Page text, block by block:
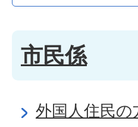
市民係
外国人住民の